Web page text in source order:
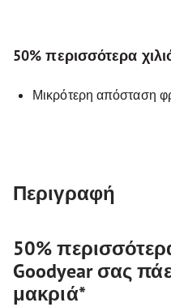
50% περισσότερα
Μικρότερη απόσταση
Περιγραφή
50%
Goodyear σας
μακριά*